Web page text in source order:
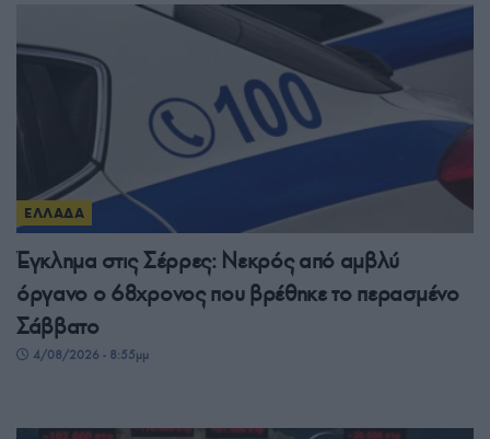
ΕΛΛΑΔΑ
Έγκλημα στις Σέρρες: Νεκρός από αμβλύ
όργανο ο 68χρονος που βρέθηκε το περασμένο
Σάββατο
4/08/2026 - 8:55μμ